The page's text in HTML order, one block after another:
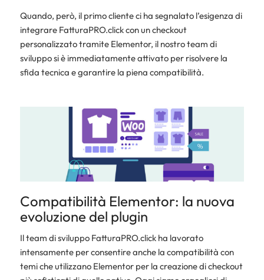
Quando, però, il primo cliente ci ha segnalato l’esigenza di
integrare FatturaPRO.click con un checkout
personalizzato tramite Elementor, il nostro team di
sviluppo si è immediatamente attivato per risolvere la
sfida tecnica e garantire la piena compatibilità.
Compatibilità Elementor: la nuova
evoluzione del plugin
Il team di sviluppo FatturaPRO.click ha lavorato
intensamente per consentire anche la compatibilità con
temi che utilizzano Elementor per la creazione di checkout